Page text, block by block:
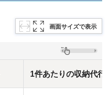
画面サイズで表示
1件あたりの収納代行